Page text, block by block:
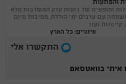
והפתעות
ומופעים של בועות ענק המשלבות מלא
עם ערכים ימי הולדת, מסיבות סיום
קייטנות ועוד
איזורים: כל הארץ
התקשרו אלי
איתי בוואטסאפ